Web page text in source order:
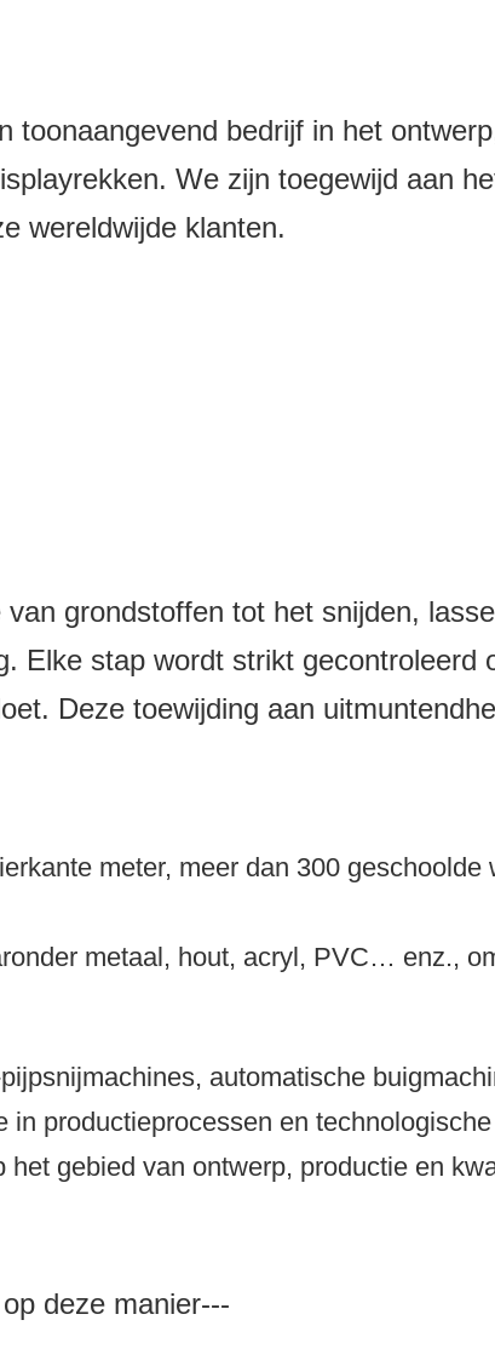
toonaangevend bedrijf in het
We zijn toegewijd aan
wereldwijde klanten.
grondstoffen tot het snijden,
Elke stap wordt strikt gecontroleerd
Deze toewijding aan
meter, meer dan 300 geschoolde
metaal, hout, acryl, PVC… enz.,
automatische
in productieprocessen en
gebied van ontwerp, productie en
deze manier---